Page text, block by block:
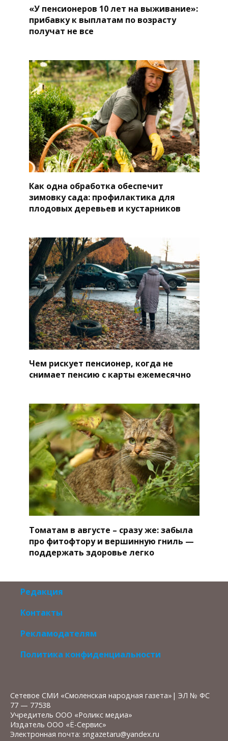
«У пенсионеров 10 лет на выживание»:
прибавку к выплатам по возрасту
получат не все
Как одна обработка обеспечит
зимовку сада: профилактика для
плодовых деревьев и кустарников
Чем рискует пенсионер, когда не
снимает пенсию с карты ежемесячно
Томатам в августе – сразу же: забыла
про фитофтору и вершинную гниль —
поддержать здоровье легко
Редакция
Контакты
Рекламодателям
Политика конфиденциальности
Сетевое СМИ «Смоленская народная газета»| ЭЛ № ФС
77 — 77538
Учредитель ООО «Роликс медиа»
Издатель ООО «Ё-Сервис»
Электронная почта: sngazetaru@yandex.ru